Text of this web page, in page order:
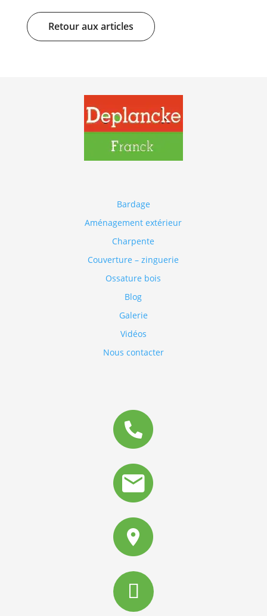
Retour aux articles
Bardage
Aménagement extérieur
Charpente
Couverture – zinguerie
Ossature bois
Blog
Galerie
Vidéos
Nous contacter